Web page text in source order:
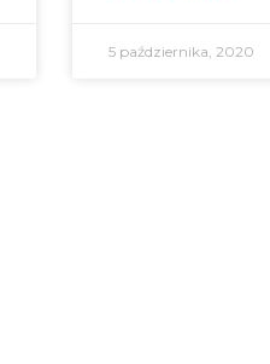
5 października, 2020